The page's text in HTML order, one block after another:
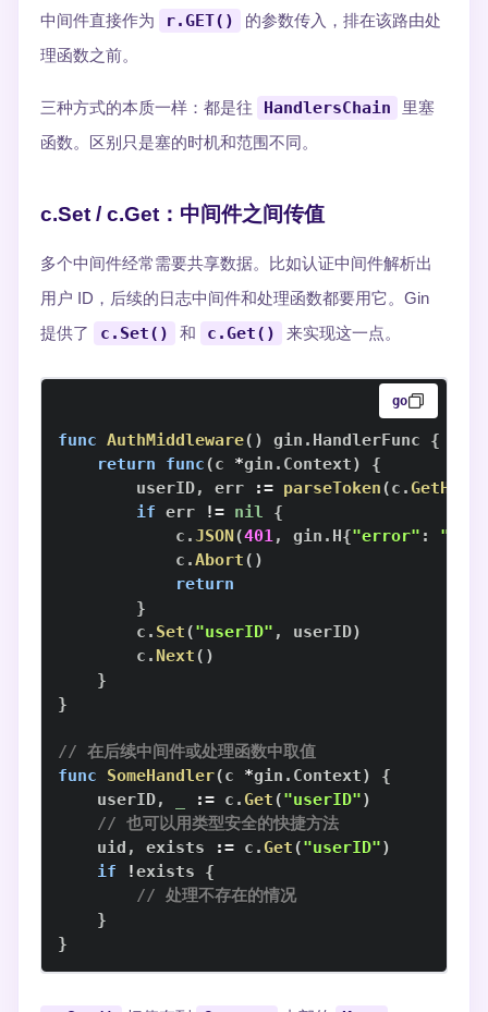
中间件直接作为 r.GET()
的参数传入，排在该路由处
理函数之前。
三种方式的本质一样：都是往 HandlersChain
里塞
函数。区别只是塞的时机和范围不同。
c.Set / c.Get：中间件之间传值
多个中间件经常需要共享数据。比如认证中间件解析出
用户 ID，后续的日志中间件和处理函数都要用它。Gin
提供了
c.Set() 和 c.Get() 来实现这一点。
go
func AuthMiddleware( ) gin . HandlerFunc {
return
func(c *gin . Context)
{
        userID
, err := parseToken(c .
if err != nil
{
            c
.JSON(401, gin . H{"error" :
            c
.Abort( )
return
}
        c
. Set("userID" , userID)
        c
.Next( )
}
}
// 在后续中间件或处理函数中取值
func
SomeHandler(c *gin . Context)
{
    userID
, := c .Get("userID")
// 也可以用类型安全的快捷方法
    uid
, exists := c .Get("userID")
if
!exists {
// 处理不存在的情况
}
}